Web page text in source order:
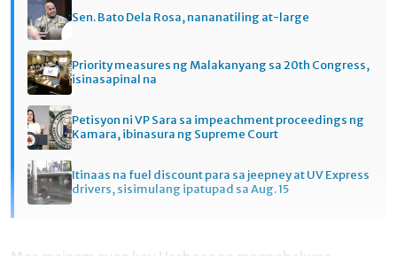
Sen. Bato Dela Rosa, nananatiling at-large
Priority measures ng Malakanyang sa 20th Congress,
isinasapinal na
Petisyon ni VP Sara sa impeachment proceedings ng
Kamara, ibinasura ng Supreme Court
Itinaas na fuel discount para sa jeepney at UV Express
drivers, sisimulang ipatupad sa Aug. 15